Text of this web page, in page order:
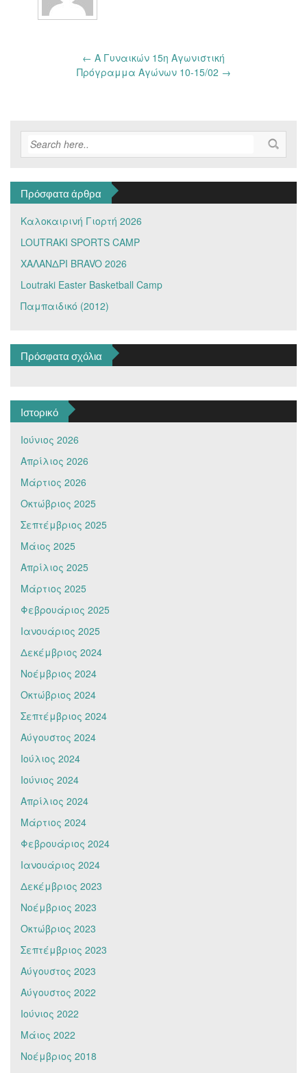
← Α Γυναικών 15η Αγωνιστική
Πρόγραμμα Αγώνων 10-15/02 →
Πρόσφατα άρθρα
Καλοκαιρινή Γιορτή 2026
LOUTRAKI SPORTS CAMP
ΧΑΛΑΝΔΡΙ BRAVO 2026
Loutraki Easter Basketball Camp
Παμπαιδικό (2012)
Πρόσφατα σχόλια
Ιστορικό
Ιούνιος 2026
Απρίλιος 2026
Μάρτιος 2026
Οκτώβριος 2025
Σεπτέμβριος 2025
Μάιος 2025
Απρίλιος 2025
Μάρτιος 2025
Φεβρουάριος 2025
Ιανουάριος 2025
Δεκέμβριος 2024
Νοέμβριος 2024
Οκτώβριος 2024
Σεπτέμβριος 2024
Αύγουστος 2024
Ιούλιος 2024
Ιούνιος 2024
Απρίλιος 2024
Μάρτιος 2024
Φεβρουάριος 2024
Ιανουάριος 2024
Δεκέμβριος 2023
Νοέμβριος 2023
Οκτώβριος 2023
Σεπτέμβριος 2023
Αύγουστος 2023
Αύγουστος 2022
Ιούνιος 2022
Μάιος 2022
Νοέμβριος 2018